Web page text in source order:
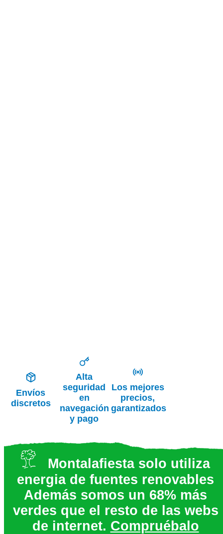
Envíos
discretos
Alta
seguridad
en
navegación
y pago
Los mejores
precios,
garantizados
Montalafiesta solo utiliza
energia de fuentes renovables
Además somos un 68% más
verdes que el resto de las webs
de internet. Compruébalo